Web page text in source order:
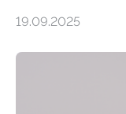
Automobil,
Teile als eine
der Benutzer
über die
19.09.2025